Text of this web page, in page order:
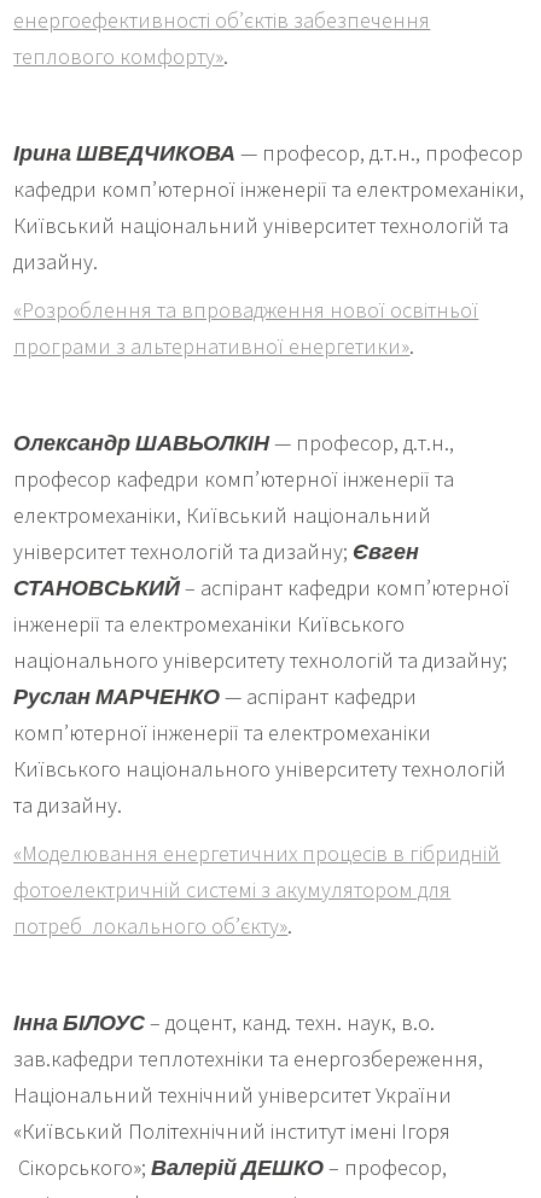
енергоефективності об’єктів забезпечення
теплового комфорту».
Ірина ШВЕДЧИКОВА — професор, д.т.н., професор
кафедри комп’ютерної інженерії та електромеханіки,
Київський національний університет технологій та
дизайну.
«Розроблення та впровадження нової освітньої
програми з альтернативної енергетики».
Олександр ШАВЬОЛКІН— професор, д.т.н.,
професор кафедри комп’ютерної інженерії та
електромеханіки, Київський національний
університет технологій та дизайну; Євген
СТАНОВСЬКИЙ– аспірант кафедри комп’ютерної
інженерії та електромеханіки Київського
національного університету технологій та дизайну;
Руслан МАРЧЕНКО— аспірант кафедри
комп’ютерної інженерії та електромеханіки
Київського національного університету технологій
та дизайну.
«Моделювання енергетичних процесів в гібридній
фотоелектричній системі з акумулятором для
потреб локального об’єкту».
Інна БІЛОУС– доцент, канд. техн. наук, в.о.
зав.кафедри теплотехніки та енергозбереження,
Національний технічний університет України
«Київський Політехнічний інститут імені Ігоря
Сікорського»;Валерій ДЕШКО– професор,